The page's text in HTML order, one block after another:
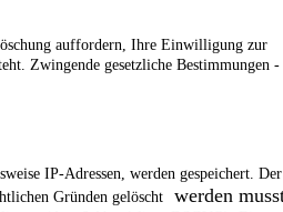
auffordern, Ihre Einwilligung zur
Zwingende gesetzliche Bestimmungen -
IP-Adressen, werden gespeichert. Der
Gründen gelöscht
werden